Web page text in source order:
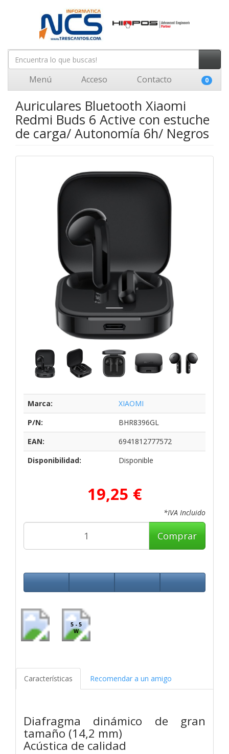
Menú Acceso Contacto 0
Auriculares Bluetooth Xiaomi
Redmi Buds 6 Active con estuche
de carga/ Autonomía 6h/ Negros
Marca:
XIAOMI
P/N:
BHR8396GL
EAN:
6941812777572
Disponibilidad:
Disponible
19,25 €
*IVA Incluido
Comprar
5 - 5
W
Características Recomendar a un amigo
Diafragma dinámico de gran
tamaño (14,2 mm)
Acústica de calidad